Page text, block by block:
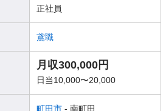
正社員
鳶職
月収300,000円
日当10,000〜20,000
町田市 - 南町田